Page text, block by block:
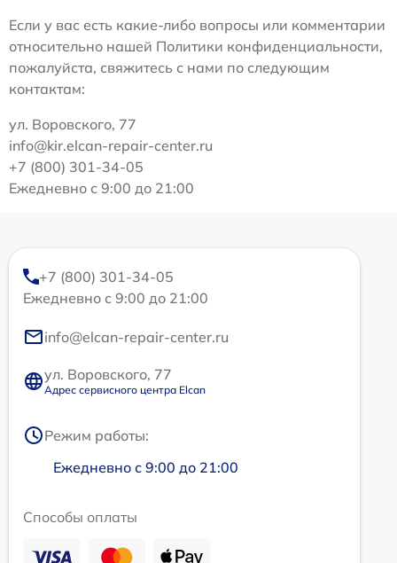
Если у вас есть какие-либо вопросы или комментарии
относительно нашей Политики конфиденциальности,
пожалуйста, свяжитесь с нами по следующим
контактам:
ул. Воровского, 77
info@kir.elcan-repair-center.ru
+7 (800) 301-34-05
Ежедневно с 9:00 до 21:00
+7 (800) 301-34-05
Ежедневно с 9:00 до 21:00
info@elcan-repair-center.ru
ул. Воровского, 77
Адрес сервисного центра Elcan
Режим работы:
Ежедневно с 9:00 до 21:00
Способы оплаты